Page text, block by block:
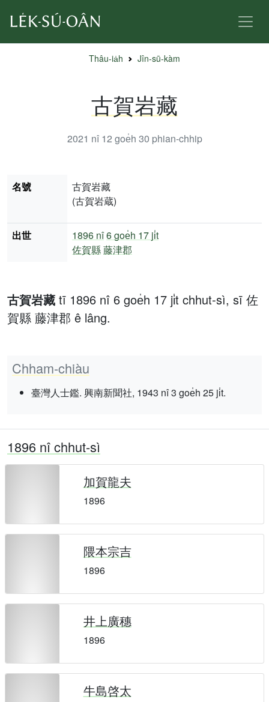
Thâu-ia̍h Jîn-sū-kàm
古賀岩藏
2021 nî 12 goe̍h 30 phian-chhip
古賀岩藏 tī 1896 nî 6 goe̍h 17 ji̍t chhut-sì, sī 佐
賀縣 藤津郡 ê lâng.
Chham-chiàu
臺灣人士鑑. 興南新聞社, 1943 nî 3 goe̍h 25 ji̍t.
名號
古賀岩藏
(古賀岩蔵)
出世 1896 nî6 goe̍h 17 ji̍t
佐賀縣藤津郡
1896 nî chhut-sì
加賀龍夫
1896
隈本宗吉
1896
井上廣穗
1896
牛島啓太